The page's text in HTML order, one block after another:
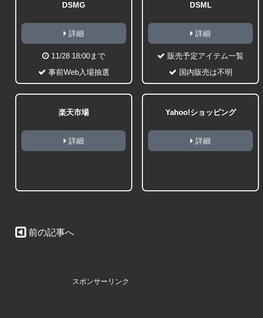
DSMG
詳細
11/28 18:00まで
事前Web入場抽選
DSML
詳細
販売予定アイテム一覧
国内販売は不明
楽天市場
詳細
Yahoo!ショッピング
詳細
前の記事へ
スポンサーリンク